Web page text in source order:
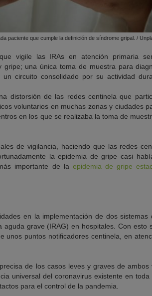
paciente que cumple la definición de síndrome gripal. /
vigile las IRAs en atención primaria
una única toma de muestra para
circuito consolidado por su actividad
distorsión de las redes centinela que
voluntarios en muchas zonas y ciudades
en los que se realizaba la toma de
de vigilancia, haciendo que las redes
la epidemia de gripe casi
importante de la epidemia de gripe
en la implementación de dos sistemas
grave (IRAG) en hospitales. Con esto
puntos notificadores centinela, en
de los casos leves y graves de ambos
universal del coronavirus existente en
para el control de la pandemia.